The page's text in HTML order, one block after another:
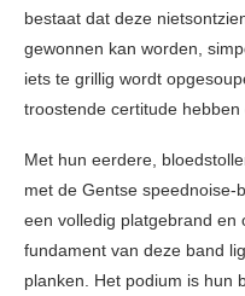
bestaat dat deze
gewonnen kan worden,
iets te grillig wordt
troostende certitude
Met hun eerdere,
met de Gentse speednoise-
een volledig platgebrand en
fundament van deze band
planken. Het podium is hun